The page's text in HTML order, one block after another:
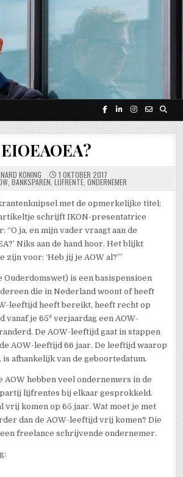
EIOEAOEA?
KONING 1 OKTOBER 2017
BANKSPAREN LIJFRENTE ONDERNEMER
met de opmerkelijke titel:
artikeltje schrijft IKON-presentatrice
“O ja, en mijn vader vraagt aan de
Niks aan de hand hoor. Het blijkt
zijn voor: ‘Heb jij je AOW al?’”
Ouderdomswet) is een basispensioen
die in Nederland woont of heeft
leeftijd heeft bereikt, heeft recht op
vanaf je 65e verjaardag een AOW-
De AOW-leeftijd gaat in stappen
AOW-leeftijd 66 jaar. De leeftijd waarop
is afhankelijk van de geboortedatum.
AOW hebben veel ondernemers in de
lijfrentes bij elkaar gesprokkeld.
vrij komen op 65 jaar. Wat moet je met
dan de AOW-leeftijd vrij komen? Die
freelance schrijvende ondernemer.